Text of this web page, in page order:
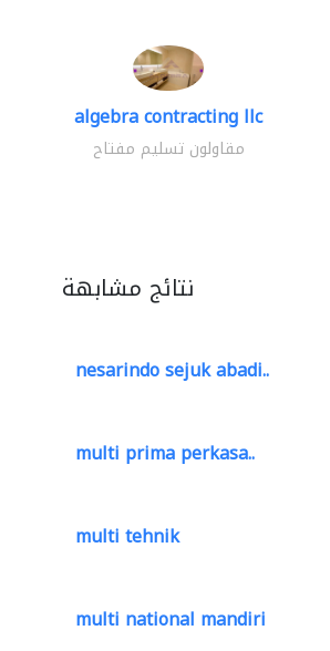
algebra contracting llc
مقاولون تسليم مفتاح
نتائج مشابهة
nesarindo sejuk abadi..
multi prima perkasa..
multi tehnik
multi national mandiri